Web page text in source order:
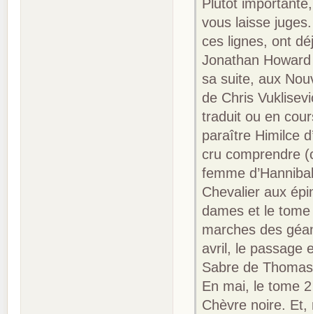
Plutôt
vous laisse
ces lignes, ont
Jonathan
sa suite, aux
de Chris
traduit ou en
paraître Himilce
cru comprendre
femme
Chevalier aux
dames et le
marches des
avril, le passage
Sabre de
En mai, le tome
Chèvre noire. Et,